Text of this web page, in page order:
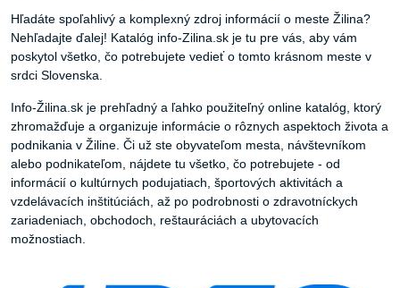
Hľadáte spoľahlivý a komplexný zdroj informácií o meste Žilina?
Nehľadajte ďalej! Katalóg info-Zilina.sk je tu pre vás, aby vám
poskytol všetko, čo potrebujete vedieť o tomto krásnom meste v
srdci Slovenska.
Info-Žilina.sk je prehľadný a ľahko použiteľný online katalóg, ktorý
zhromažďuje a organizuje informácie o rôznych aspektoch života a
podnikania v Žiline. Či už ste obyvateľom mesta, návštevníkom
alebo podnikateľom, nájdete tu všetko, čo potrebujete - od
informácií o kultúrnych podujatiach, športových aktivitách a
vzdelávacích inštitúciách, až po podrobnosti o zdravotníckych
zariadeniach, obchodoch, reštauráciách a ubytovacích
možnostiach.